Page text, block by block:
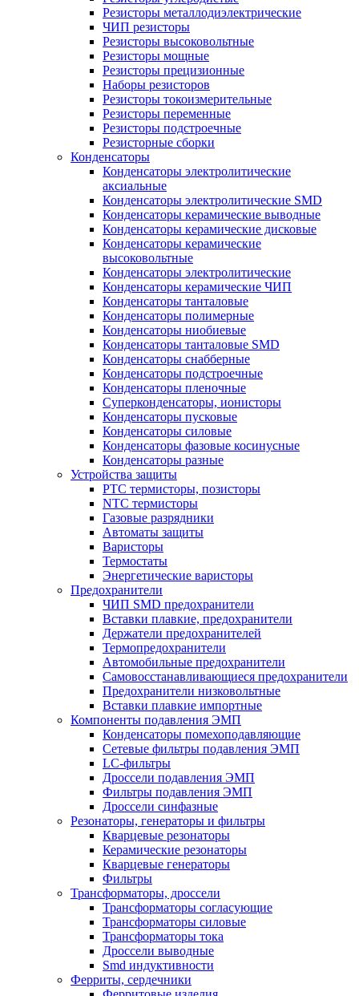
Резисторы металлодиэлектрические
ЧИП резисторы
Резисторы высоковольтные
Резисторы мощные
Резисторы прецизионные
Наборы резисторов
Резисторы токоизмерительные
Резисторы переменные
Резисторы подстроечные
Резисторные сборки
Конденсаторы
Конденсаторы электролитические
аксиальные
Конденсаторы электролитические SMD
Конденсаторы керамические выводные
Конденсаторы керамические дисковые
Конденсаторы керамические
высоковольтные
Конденсаторы электролитические
Конденсаторы керамические ЧИП
Конденсаторы танталовые
Конденсаторы полимерные
Конденсаторы ниобиевые
Конденсаторы танталовые SMD
Конденсаторы снабберные
Конденсаторы подстроечные
Конденсаторы пленочные
Суперконденсаторы, ионисторы
Конденсаторы пусковые
Конденсаторы силовые
Конденсаторы фазовые косинусные
Конденсаторы разные
Устройства защиты
PTC термисторы, позисторы
NTC термисторы
Газовые разрядники
Автоматы защиты
Варисторы
Термостаты
Энергетические варисторы
Предохранители
ЧИП SMD предохранители
Вставки плавкие, предохранители
Держатели предохранителей
Термопредохранители
Автомобильные предохранители
Самовосстанавливающиеся предохранители
Предохранители низковольтные
Вставки плавкие импортные
Компоненты подавления ЭМП
Конденсаторы помехоподавляющие
Сетевые фильтры подавления ЭМП
LC-фильтры
Дроссели подавления ЭМП
Фильтры подавления ЭМП
Дроссели синфазные
Резонаторы, генераторы и фильтры
Кварцевые резонаторы
Керамические резонаторы
Кварцевые генераторы
Фильтры
Трансформаторы, дроссели
Трансформаторы согласующие
Трансформаторы силовые
Трансформаторы тока
Дроссели выводные
Smd индуктивности
Ферриты, сердечники